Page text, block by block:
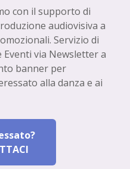
con il supporto di
audiovisiva a
Servizio di
via Newsletter a
banner per
alla danza e ai